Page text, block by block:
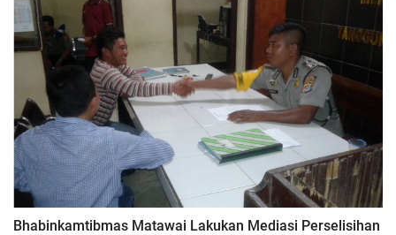
Bhabinkamtibmas Matawai Lakukan Mediasi Perselisihan